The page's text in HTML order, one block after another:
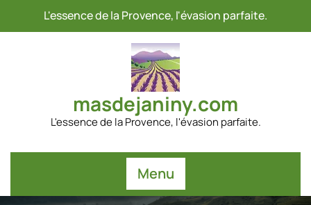
L'essence de la Provence, l'évasion parfaite.
masdejaniny.com
L'essence de la Provence, l'évasion parfaite.
Menu